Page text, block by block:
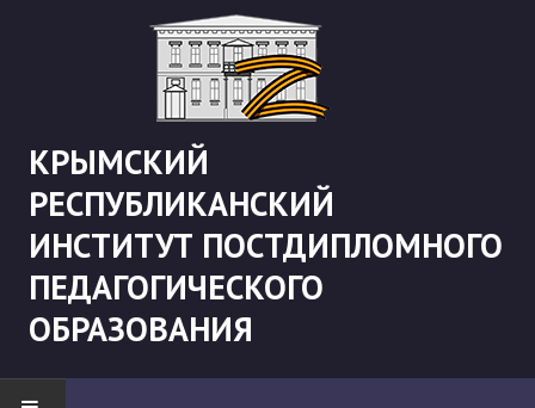
КРЫМСКИЙ
РЕСПУБЛИКАНСКИЙ
ИНСТИТУТ ПОСТДИПЛОМНОГО
ПЕДАГОГИЧЕСКОГО
ОБРАЗОВАНИЯ